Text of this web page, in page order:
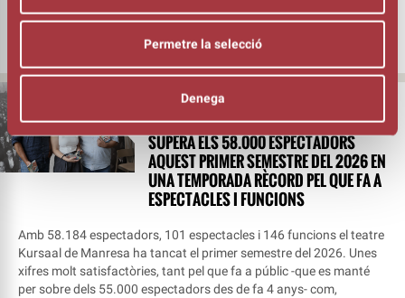
Permetre la selecció
Denega
classes a partir del 14 de setembre. L’Aula posa a l’abast una
escèniques que permet a l’alumnat descobrir i aprofundir [...]
21/07/26
EL TEATRE KURSAAL DE MANRESA
SUPERA ELS 58.000 ESPECTADORS
AQUEST PRIMER SEMESTRE DEL 2026 EN
UNA TEMPORADA RÈCORD PEL QUE FA A
ESPECTACLES I FUNCIONS
Amb 58.184 espectadors, 101 espectacles i 146 funcions el teatre
Kursaal de Manresa ha tancat el primer semestre del 2026. Unes
xifres molt satisfactòries, tant pel que fa a públic -que es manté
per sobre dels 55.000 espectadors des de fa 4 anys- com,